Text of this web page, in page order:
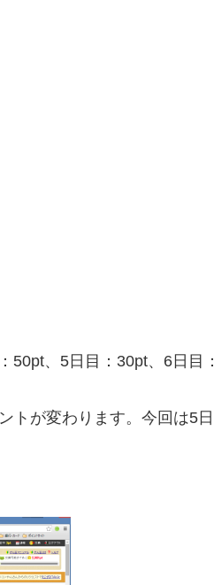
50pt、5日目：30pt、6日目
トが変わります。今回は5